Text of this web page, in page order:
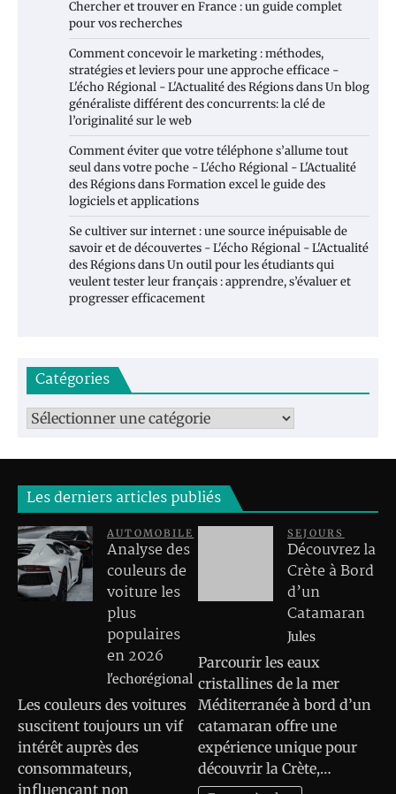
Chercher et trouver en France : un guide complet
pour vos recherches
Comment concevoir le marketing : méthodes,
stratégies et leviers pour une approche efficace -
L'écho Régional - L'Actualité des RégionsdansUn blog
généraliste différent des concurrents: la clé de
l’originalité sur le web
Comment éviter que votre téléphone s’allume tout
seul dans votre poche - L'écho Régional - L'Actualité
des RégionsdansFormation excel le guide des
logiciels et applications
Se cultiver sur internet : une source inépuisable de
savoir et de découvertes - L'écho Régional - L'Actualité
des RégionsdansUn outil pour les étudiants qui
veulent tester leur français : apprendre, s’évaluer et
progresser efficacement
Catégories
Catégories
Les derniers articles publiés
AUTOMOBILE
Analyse des
couleurs de
voiture les
plus
populaires
en 2026
l'echorégional
Les couleurs des voitures
suscitent toujours un vif
intérêt auprès des
consommateurs,
influençant non
SEJOURS
Découvrez la
Crète à Bord
d’un
Catamaran
Jules
Parcourir les eaux
cristallines de la mer
Méditerranée à bord d’un
catamaran offre une
expérience unique pour
découvrir la Crète,…